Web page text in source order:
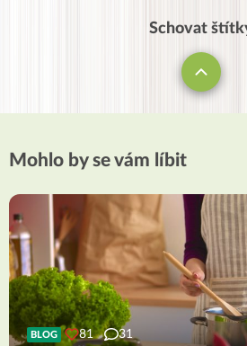
Schovat
Mohlo by se vám líbit
BLOG 81 31